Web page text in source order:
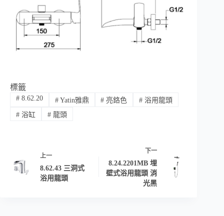
標籤
#8.62.20 #Yatin雅鼎 # 亮鉻色 # 浴用龍頭
#浴缸 #龍頭
上一
8.62.43 三洞式
浴用龍頭
下一
8.24.2201MB 埋
壁式浴用龍頭 消
光黑